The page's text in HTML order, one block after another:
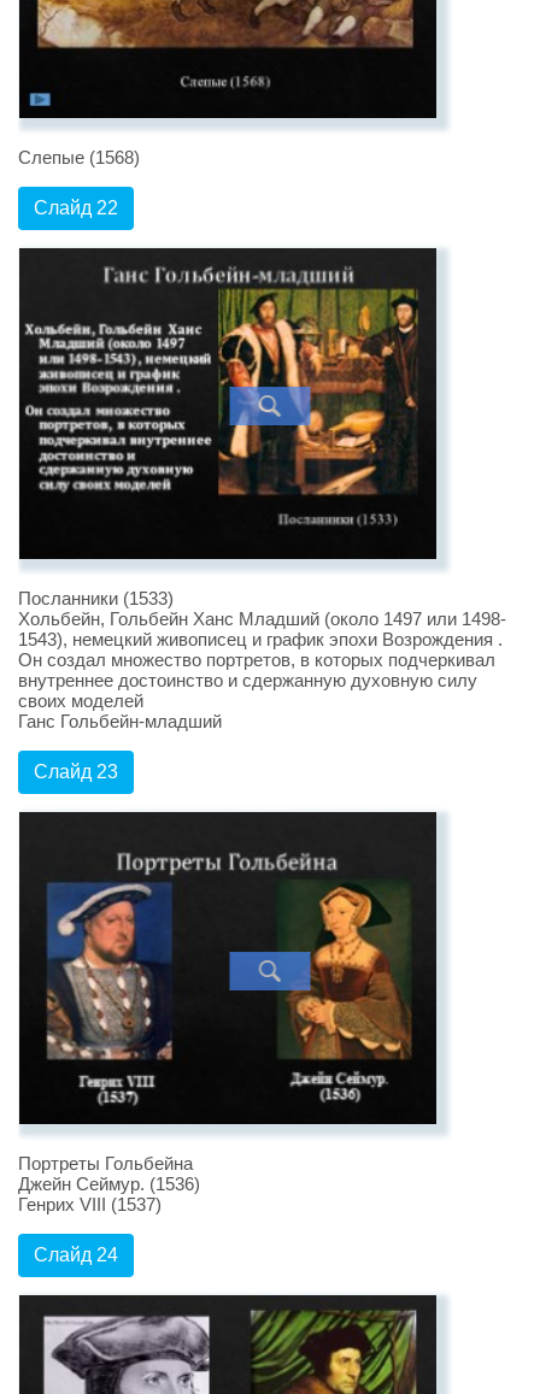
Слепые (1568)
Слайд 22
Посланники (1533)
Хольбейн, Гольбейн Ханс Младший (около 1497 или 1498-
1543), немецкий живописец и график эпохи Возрождения .
Он создал множество портретов, в которых подчеркивал
внутреннее достоинство и сдержанную духовную силу
своих моделей
Ганс Гольбейн-младший
Слайд 23
Портреты Гольбейна
Джейн Сеймур. (1536)
Генрих VIII (1537)
Слайд 24